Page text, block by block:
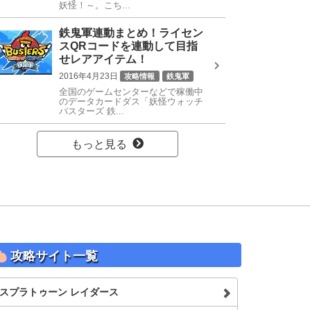
妖怪！～。こち...
鉄鬼軍連動まとめ！ライセン
スQRコードを連動して目指
せレアアイテム！
2016年4月23日 攻略情報 鉄鬼軍
全国のゲームセンターなどで稼働中
のデータカードダス「妖怪ウォッチ
バスターズ 鉄...
もっと見る
攻略サイト一覧
スプラトゥーン レイダース